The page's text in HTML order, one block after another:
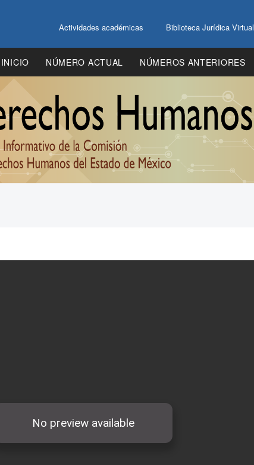
Actividades académicas Biblioteca Jurídica Virtual
INICIO NÚMERO ACTUAL NÚMEROS ANTERIORES